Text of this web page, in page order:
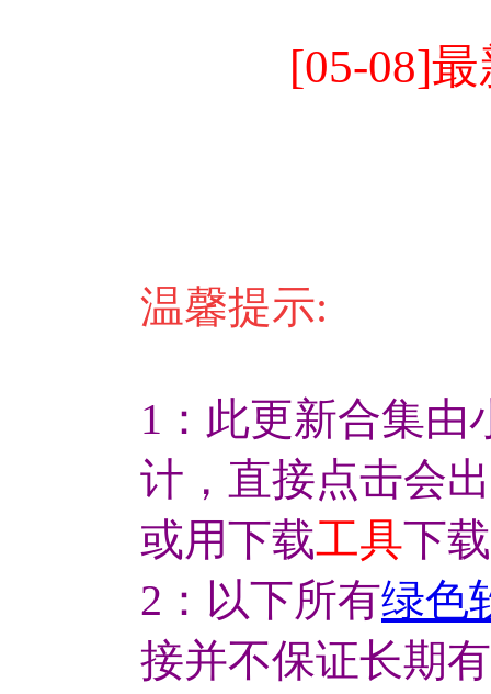
[05-08]
温馨提示:
1：此更新合集由
计，直接点击会
或用下载工具下
2：以下所有绿色
接并不保证长期